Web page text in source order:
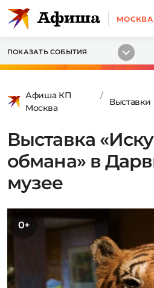
МОСКВА
ПОКАЗАТЬ СОБЫТИЯ
Афиша КП
Москва
Выставки
Выставка
обмана» в
музее
0+